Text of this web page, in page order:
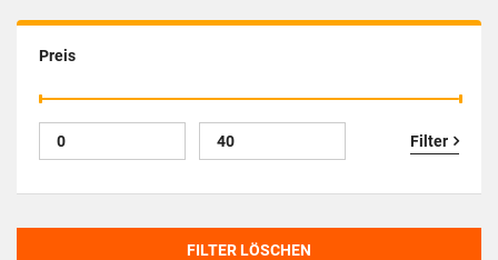
Preis
Filter
FILTER LÖSCHEN